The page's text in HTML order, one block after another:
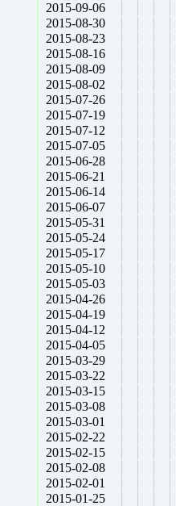
2015-09-06
2015-08-30
2015-08-23
2015-08-16
2015-08-09
2015-08-02
2015-07-26
2015-07-19
2015-07-12
2015-07-05
2015-06-28
2015-06-21
2015-06-14
2015-06-07
2015-05-31
2015-05-24
2015-05-17
2015-05-10
2015-05-03
2015-04-26
2015-04-19
2015-04-12
2015-04-05
2015-03-29
2015-03-22
2015-03-15
2015-03-08
2015-03-01
2015-02-22
2015-02-15
2015-02-08
2015-02-01
2015-01-25